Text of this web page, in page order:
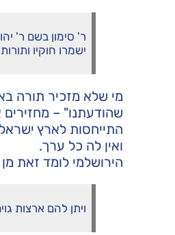
ר' סימון בשם ר'
ישמרו חוקיו
מי שלא מזכיר תורה
שהודעתנו" –
התייחסות לארץ
ואין לה כל ערך.
הירושלמי לומד זאת
ויתן להם ארצות